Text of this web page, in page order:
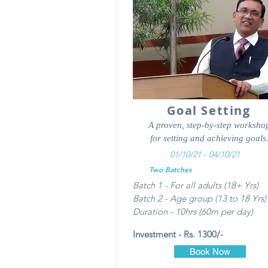
Goal Setting
A proven, step-by-step
for setting and achieving goals.
01/10/21 - 04/10/21
Two Batches
Batch 1 - For all adults (18+ Yrs)
Batch 2 - Age group (13 to 18 Yrs)
Duration - 10hrs (60m per day)
Investment - Rs. 1300/-
Book Now